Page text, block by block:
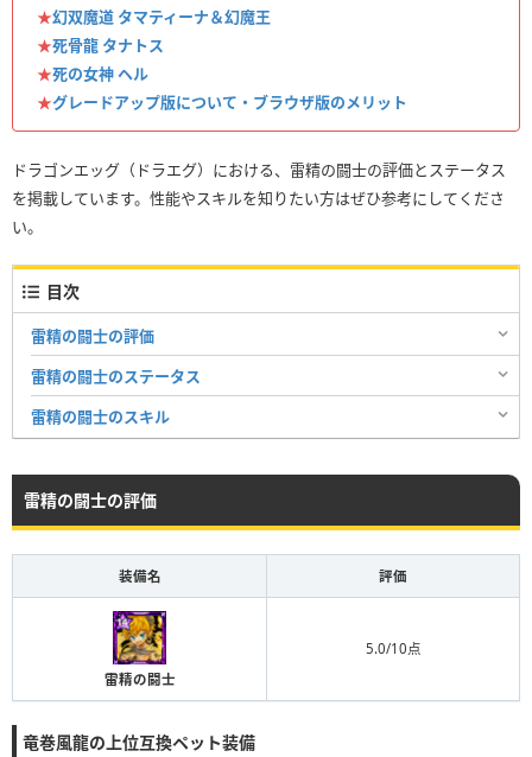
★幻双魔道 タマティーナ＆幻魔王
★死骨龍 タナトス
★死の女神 ヘル
★グレードアップ版について・ブラウザ版のメリット
ドラゴンエッグ（ドラエグ）における、雷精の闘士の評価とステータス
を掲載しています。性能やスキルを知りたい方はぜひ参考にしてくださ
い。
目次
雷精の闘士の評価
雷精の闘士のステータス
雷精の闘士のスキル
雷精の闘士の評価
装備名 評価
雷精の闘士
5.0/10点
竜巻風龍の上位互換ペット装備